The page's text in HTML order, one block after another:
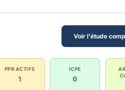
Voir l'étude
PPR ACTIFS
1
ICPE
0